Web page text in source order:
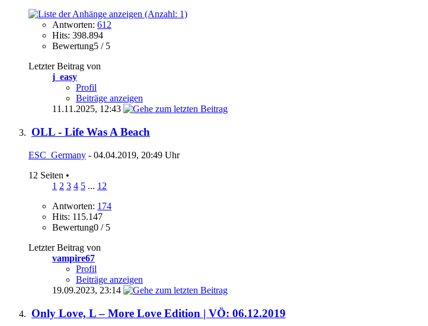
Antworten: 612
Hits: 398.894
Bewertung5 / 5
Letzter Beitrag von
j_easy
Profil
Beiträge anzeigen
11.11.2025, 12:43
OLL - Life Was A Beach
ESC_Germany - 04.04.2019, 20:49 Uhr
12 Seiten •
1 2 3 4 5 ... 12
Antworten: 174
Hits: 115.147
Bewertung0 / 5
Letzter Beitrag von
vampire67
Profil
Beiträge anzeigen
19.09.2023, 23:14
Only Love, L – More Love Edition | VÖ: 06.12.2019